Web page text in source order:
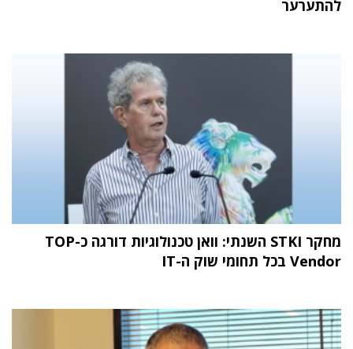
להתערער
מחקר STKI השנתי: וואן טכנולוגיות דורגה כ-TOP
Vendor בכל תחומי שוק ה-IT